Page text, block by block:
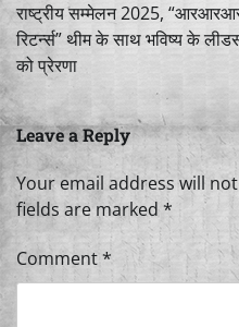
राष्ट्रीय सम्मेलन 2025,
रिटर्न्स” थीम के साथ भविष्य के
को प्रेरणा
Leave a Reply
Your email address will
fields are marked *
Comment*